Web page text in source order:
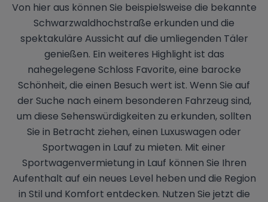
Von hier aus können Sie beispielsweise die bekannte
Schwarzwaldhochstraße erkunden und die
spektakuläre Aussicht auf die umliegenden Täler
genießen. Ein weiteres Highlight ist das
nahegelegene Schloss Favorite, eine barocke
Schönheit, die einen Besuch wert ist. Wenn Sie auf
der Suche nach einem besonderen Fahrzeug sind,
um diese Sehenswürdigkeiten zu erkunden, sollten
Sie in Betracht ziehen, einen Luxuswagen oder
Sportwagen in Lauf zu mieten. Mit einer
Sportwagenvermietung in Lauf können Sie Ihren
Aufenthalt auf ein neues Level heben und die Region
in Stil und Komfort entdecken. Nutzen Sie jetzt die